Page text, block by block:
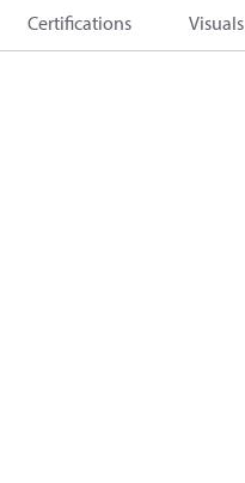
Certifications Visuals